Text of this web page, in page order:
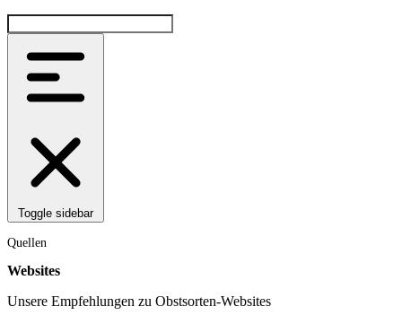
Toggle sidebar
Quellen
Websites
Unsere Empfehlungen zu Obstsorten-Websites